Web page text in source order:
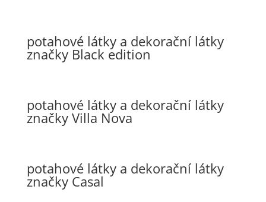
potahové látky a dekorační látky
značky Black edition
potahové látky a dekorační látky
značky Villa Nova
potahové látky a dekorační látky
značky Casal